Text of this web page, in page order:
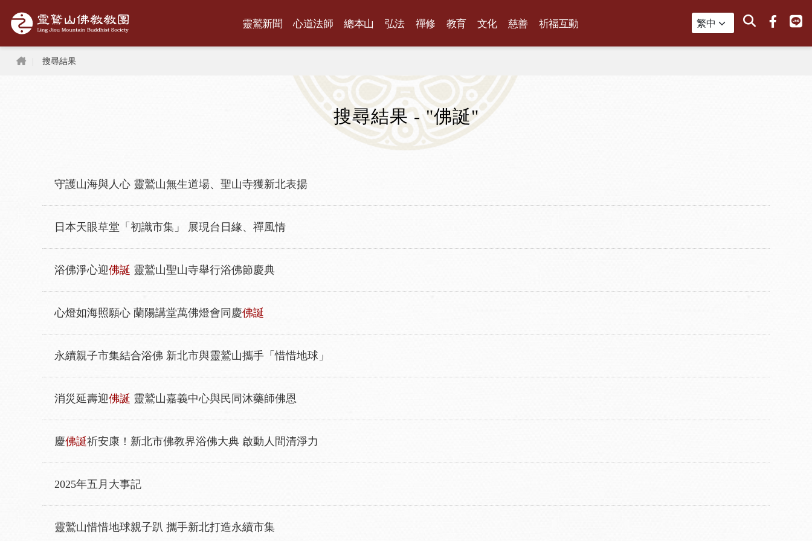
靈鷲新聞 心道法師 總本山 弘法 禪修 教育 文化 慈善 祈福互動 搜尋
首頁 搜尋結果
搜尋結果 - "佛誕"
守護山海與人心 靈鷲山無生道場、聖山寺獲新北表揚
日本天眼草堂「初識市集」 展現台日緣、禪風情
浴佛淨心迎佛誕 靈鷲山聖山寺舉行浴佛節慶典
心燈如海照願心 蘭陽講堂萬佛燈會同慶佛誕
永續親子市集結合浴佛 新北市與靈鷲山攜手「惜惜地球」
消災延壽迎佛誕 靈鷲山嘉義中心與民同沐藥師佛恩
慶佛誕祈安康！新北市佛教界浴佛大典 啟動人間清淨力
2025年五月大事記
靈鷲山惜惜地球親子趴 攜手新北打造永續市集